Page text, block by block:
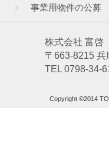
株式会社 富啓
〒663-8215
TEL 0798-34-
事業用物件の公募
Copyright ©2014